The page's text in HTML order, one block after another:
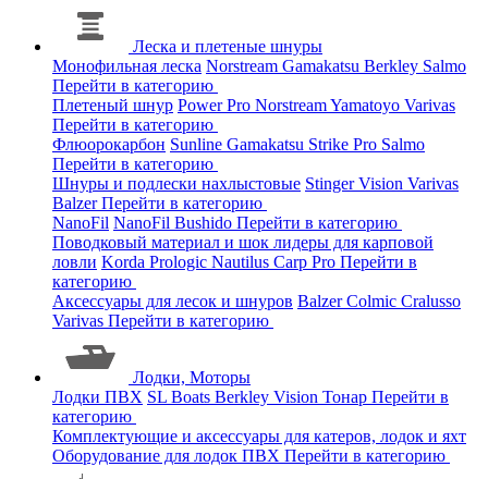
Леска и плетеные шнуры
Монофильная леска Norstream Gamakatsu Berkley Salmo
Перейти в категорию
Плетеный шнур Power Pro NorstreamYamatoyo Varivas
Перейти в категорию
Флюорокарбон Sunline Gamakatsu Strike Pro Salmo
Перейти в категорию
Шнуры и подлески нахлыстовые StingerVision Varivas
BalzerПерейти в категорию
NanoFil NanoFil Bushido Перейти в категорию
Поводковый материал и шок лидеры для карповой
ловли Korda Prologic Nautilus Carp Pro Перейти в
категорию
Аксессуары для лесок и шнуров BalzerColmic Cralusso
Varivas Перейти в категорию
Лодки, Моторы
Лодки ПВХ SL Boats Berkley Vision Тонар Перейти в
категорию
Комплектующие и аксессуары для катеров, лодок и яхт
Оборудование для лодок ПВХ Перейти в категорию